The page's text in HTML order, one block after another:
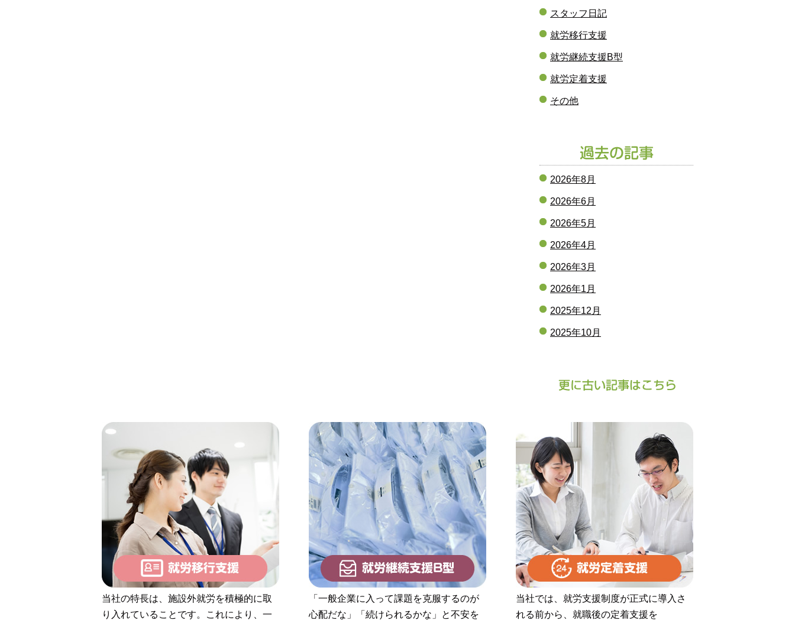
スタッフ日記
就労移行支援
就労継続支援B型
就労定着支援
その他
2026年8月
2026年6月
2026年5月
2026年4月
2026年3月
2026年1月
2025年12月
2025年10月
2025年5月
2024年11月
2020年12月
2017年8月
2016年9月
2016年5月
2016年3月
2016年1月
2015年12月
2015年11月
当社の特長は、施設外就労を積極的に取
り入れていることです。これにより、一
「一般企業に入って課題を克服するのが
心配だな」「続けられるかな」と不安を
当社では、就労支援制度が正式に導入さ
れる前から、就職後の定着支援を